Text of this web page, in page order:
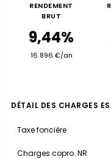
RENDEMENT
BRUT
9,44%
16 896 €/an
DÉTAIL DES CHARGES
Taxe foncière
Charges copro. NR